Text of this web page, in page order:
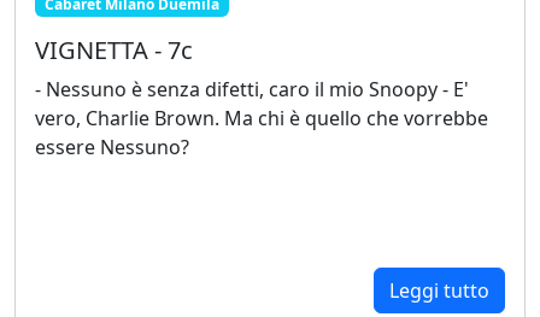
Cabaret Milano Duemila
VIGNETTA - 7c
- Nessuno è senza difetti, caro il mio Snoopy - E'
vero, Charlie Brown. Ma chi è quello che vorrebbe
essere Nessuno?
Leggi tutto